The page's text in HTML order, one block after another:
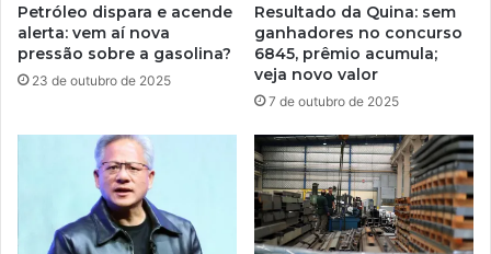
Petróleo dispara e acende
alerta: vem aí nova
pressão sobre a gasolina?
23 de outubro de 2025
Resultado da Quina: sem
ganhadores no concurso
6845, prêmio acumula;
veja novo valor
7 de outubro de 2025